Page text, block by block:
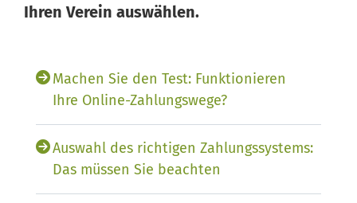
Ihren Verein auswählen.
Machen Sie den Test: Funktionieren
Ihre Online-Zahlungswege?
Auswahl des richtigen Zahlungssystems:
Das müssen Sie beachten
mit Rat und Tat zur Seite.